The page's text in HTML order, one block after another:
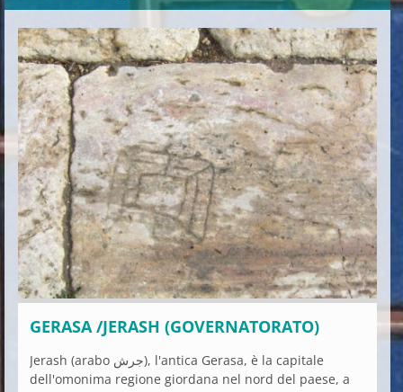
GERASA /JERASH (GOVERNATORATO)
Jerash (arabo جرش‎), l'antica Gerasa, è la capitale
dell'omonima regione giordana nel nord del paese, a